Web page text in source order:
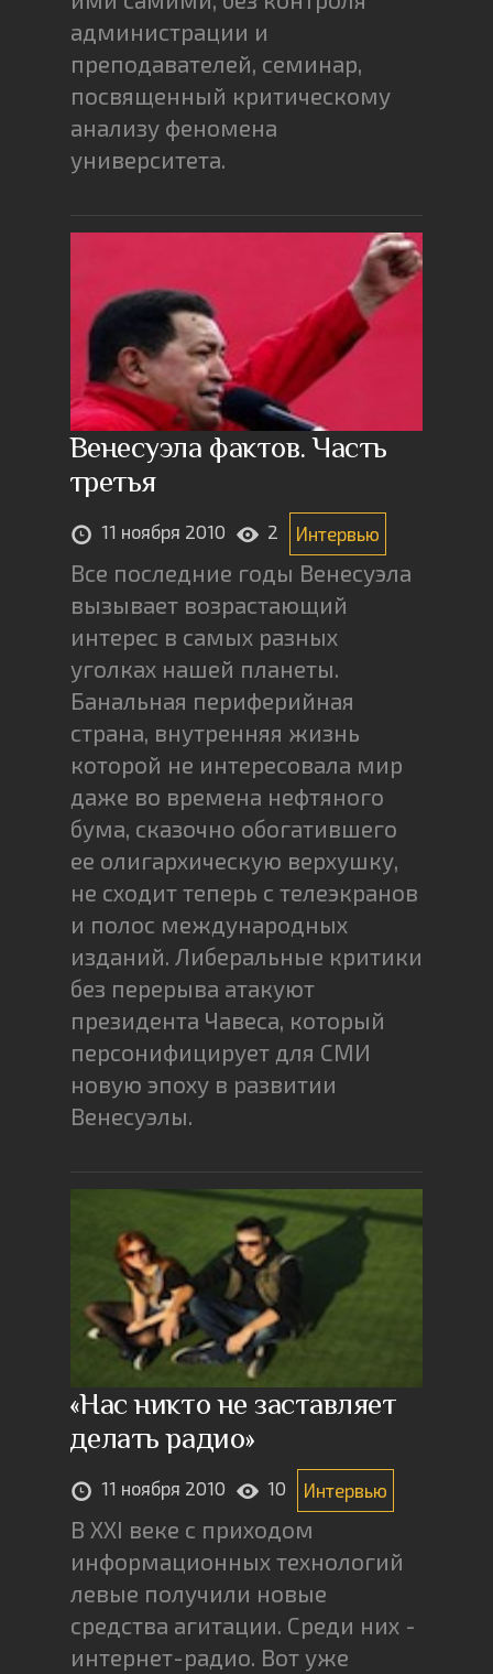
администрации и
преподавателей, семинар,
посвященный критическому
анализу феномена
университета.
Венесуэла фактов. Часть
третья
11 ноября 2010 2 Интервью
Все последние годы Венесуэла
вызывает возрастающий
интерес в самых разных
уголках нашей планеты.
Банальная периферийная
страна, внутренняя жизнь
которой не интересовала мир
даже во времена нефтяного
бума, сказочно обогатившего
ее олигархическую верхушку,
не сходит теперь с телеэкранов
и полос международных
изданий. Либеральные критики
без перерыва атакуют
президента Чавеса, который
персонифицирует для СМИ
новую эпоху в развитии
Венесуэлы.
«Нас никто не заставляет
делать радио»
11 ноября 2010 10 Интервью
В ХХI веке с приходом
информационных технологий
левые получили новые
средства агитации. Среди них -
интернет-радио. Вот уже